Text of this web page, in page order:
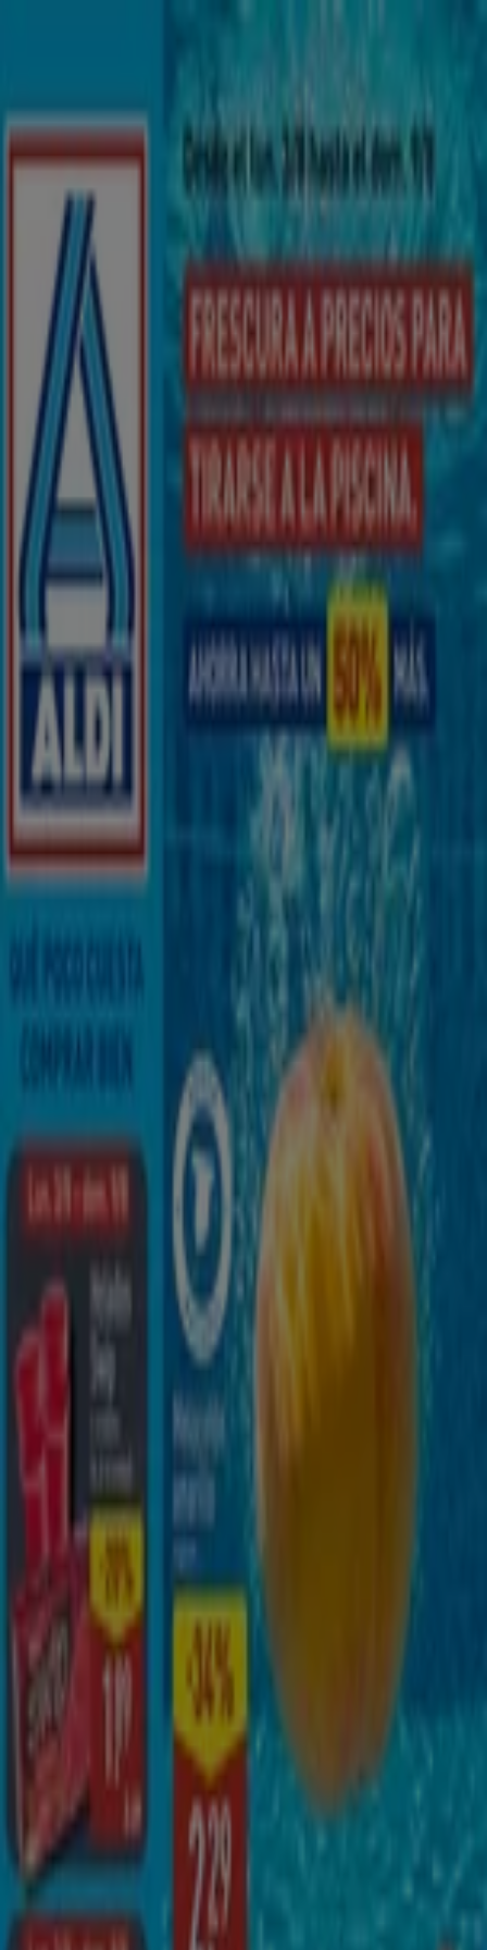
Estás aquí:
Melilla - 28001
Destacados
y BricolajeRopa, Zapatos y Complementos Informática y
Electrónica
Coches, Motos y
RecambiosPerfumerías y
Belleza Viajes Restauración Deporte
Salud y
ÓpticasOcioLibros y Papelerías Bancos y Seguros Bodas
Publicidad
Supermercados ALDI Melilla -
Horarios, teléfonos y direcciones
Tiendeo en Melilla »
Ofertas de Hiper-Supermercados en Melilla
Tiendas de ALDI en Melilla
ALDI
Calle General Polavieja 2, Melilla
703 m
Cerrado
Catálogos de ALDI en Melilla
Qué poco cuesta comprar bien
Caduca el 16/8
¡Qué poco cuesta comprar bien!
Caduca hoy 703 m - Melilla
Otros negocios de Hiper-
Supermercados en Melilla
ALDI